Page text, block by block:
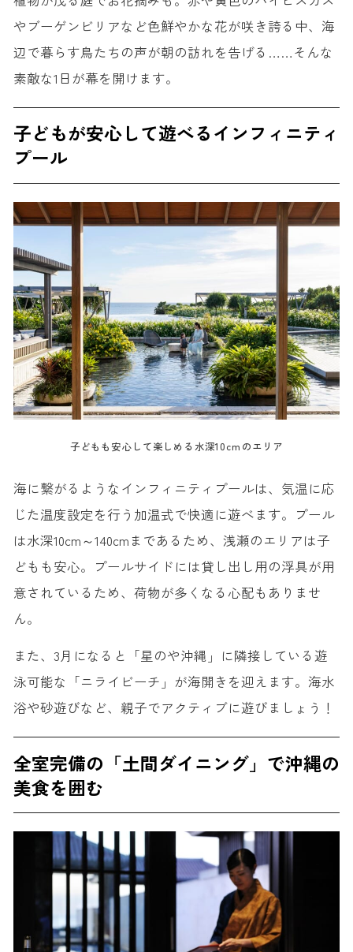
やブーゲンビリアなど色鮮やかな花が咲き誇る中、海
辺で暮らす鳥たちの声が朝の訪れを告げる……そんな
素敵な1日が幕を開けます。
子どもが安心して遊べるインフィニティ
プール
子どもも安心して楽しめる水深10cmのエリア
海に繋がるようなインフィニティプールは、気温に応
じた温度設定を行う加温式で快適に遊べます。プール
は水深10cm～140cmまであるため、浅瀬のエリアは子
どもも安心。プールサイドには貸し出し用の浮具が用
意されているため、荷物が多くなる心配もありませ
ん。
また、3月になると「星のや沖縄」に隣接している遊
泳可能な「ニライビーチ」が海開きを迎えます。海水
浴や砂遊びなど、親子でアクティブに遊びましょう！
全室完備の「土間ダイニング」で沖縄の
美食を囲む